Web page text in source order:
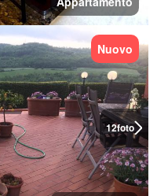
12foto
Nuovo